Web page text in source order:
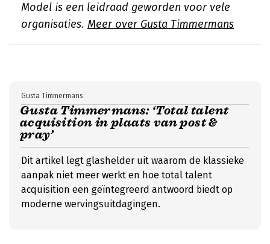
Model is een leidraad geworden voor vele
organisaties. Meer over Gusta Timmermans
Gusta Timmermans: ‘Total talent
acquisition in plaats van post &
pray’
Gusta Timmermans
Dit artikel legt glashelder uit waarom de klassieke
aanpak niet meer werkt en hoe total talent
acquisition een geïntegreerd antwoord biedt op
moderne wervingsuitdagingen.